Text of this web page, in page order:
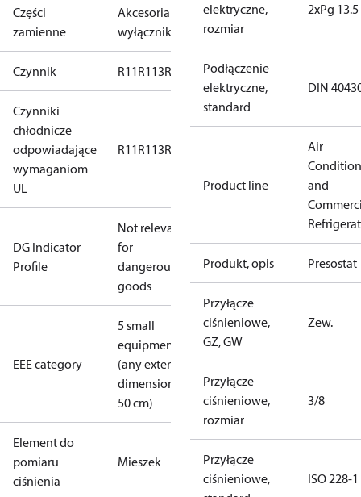
Części
zamienne
Akcesoria do
wyłączników
Czynnik R11R113R12 R124R134aR22R404A
Czynniki
chłodnicze
odpowiadające
wymaganiom
UL
R11R113R12 R407A
DG Indicator
Profile
Not relevant
for
dangerous
goods
EEE category
5 small
equipment
(any external
dimension <
50 cm)
Element do
pomiaru
ciśnienia
Mieszek
elektryczne,
rozmiar
2xPg 13.5
Podłączenie
elektryczne,
standard
DIN
Product line
Air
and
Produkt, opis Presostat
Przyłącze
ciśnieniowe,
GZ, GW
Zew.
Przyłącze
ciśnieniowe,
rozmiar
3/8
Przyłącze
ciśnieniowe,
ISO 228-1